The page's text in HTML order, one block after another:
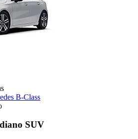
B-Class
SUV